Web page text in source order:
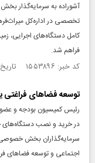
آشوراده به سرمایه‌گذار
تخصصی در اداره‌کل
کامل دستگاه‌های اجرایی،
فراهم شد.
کد خبر: ۱۵۵۳۸۹۶ تاریخ انتشار : ۱۴۰۵/۰۳/۰۸
توسعه فضاهای فراغتی
رئیس کمیسیون بودجه و
در خرید و نصب
سرمایه‌گذاران بخش خصوصی
اجتماعی و توسعه فضاهای